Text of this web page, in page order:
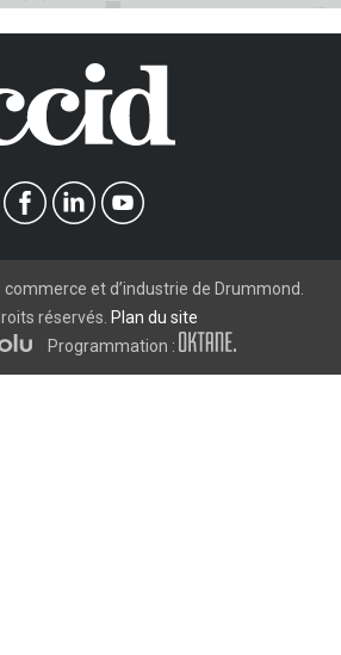
et d’industrie de Drummond.
réservés. Plan du site
Programmation :